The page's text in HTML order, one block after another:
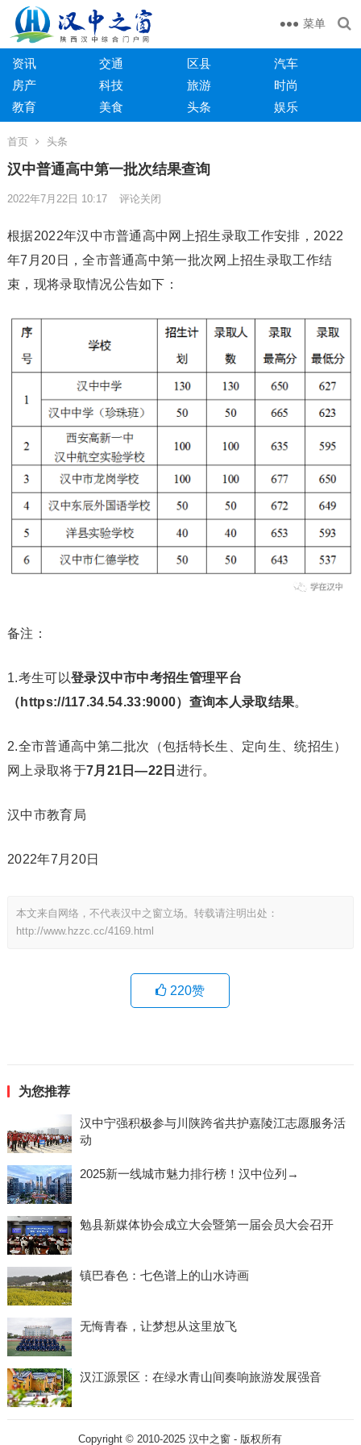
菜单
资讯 交通 区县
汽车
房产
科技 旅游
时尚
教育
美食 头条 娱乐
首页 头条
汉中普通高中第一批次结果查询
2022年7月22日 10:17 评论关闭
根据2022年汉中市普通高中网上招生录取工作安排，2022
年7月20日，全市普通高中第一批次网上招生录取工作结
束，现将录取情况公告如下：
备注：
1.考生可以登录汉中市中考招生管理平台
（https://117.34.54.33:9000）查询本人录取结果。
2.全市普通高中第二批次（包括特长生、定向生、统招生）
网上录取将于7月21日—22日 进行。
汉中市教育局
2022年7月20日
本文来自网络，不代表汉中之窗立场。转载请注明出处：
http://www.hzzc.cc/4169.html
220赞
为您推荐
汉中宁强积极参与川陕跨省共护嘉陵江志愿服务活
动
2025新一线城市魅力排行榜！汉中位列→
勉县新媒体协会成立大会暨第一届会员大会召开
镇巴春色：七色谱上的山水诗画
无悔青春，让梦想从这里放飞
汉江源景区：在绿水青山间奏响旅游发展强音
Copyright © 2010-2025汉中之窗 - 版权所有